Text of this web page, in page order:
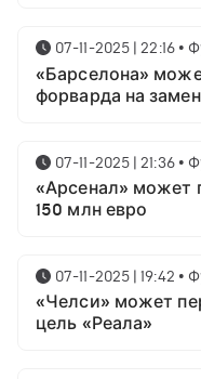
07-11-2025 | 22:16 •
«Барселона»
форварда на
07-11-2025 | 21:36 •
«Арсенал» может
150 млн евро
07-11-2025 | 19:42 •
«Челси» может
цель «Реала»